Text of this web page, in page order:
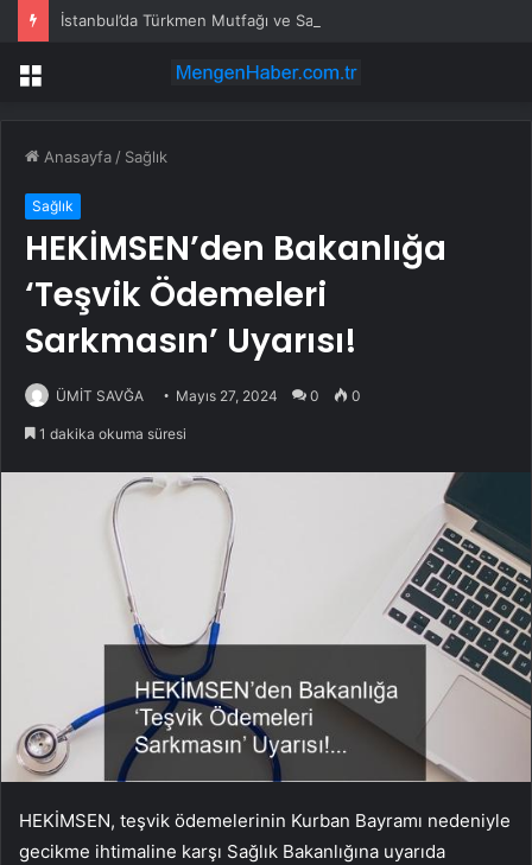
İstanbul’da Türkmen Mutfağı ve SamsaLand
Menü
Anasayfa / Sağlık
Sağlık
HEKİMSEN’den Bakanlığa
‘Teşvik Ödemeleri
Sarkmasın’ Uyarısı!
ÜMİT SAVĞA Mayıs 27, 2024 0 0
1 dakika okuma süresi
HEKİMSEN, teşvik ödemelerinin Kurban Bayramı nedeniyle
gecikme ihtimaline karşı Sağlık Bakanlığına uyarıda